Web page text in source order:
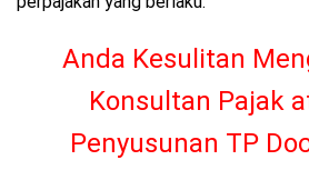
Anda Kesulitan
Konsultan Pajak
Penyusunan TP